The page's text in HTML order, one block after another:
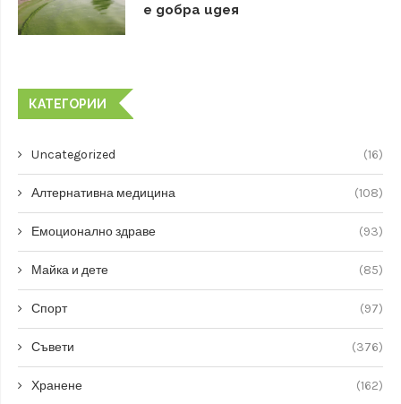
е добра идея
КАТЕГОРИИ
Uncategorized (16)
Алтернативна медицина (108)
Емоционално здраве (93)
Майка и дете (85)
Спорт (97)
Съвети (376)
Хранене (162)